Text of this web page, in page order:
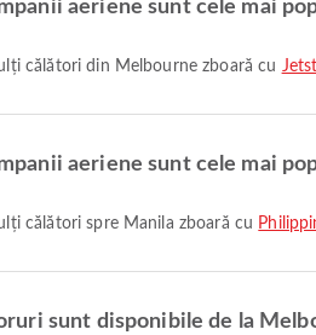
aeriene sunt cele mai
călători din Melbourne zboară cu
aeriene sunt cele mai
călători spre Manila zboară cu
sunt disponibile de la